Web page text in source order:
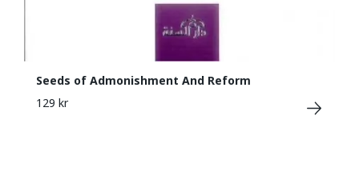
Seeds of Admonishment And Reform
129 kr